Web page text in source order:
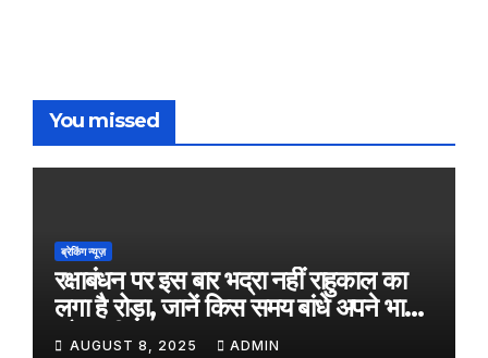
You missed
ब्रेकिंग न्यूज़
रक्षाबंधन पर इस बार भद्रा नहीं राहुकाल का
लगा है रोड़ा, जानें किस समय बांधे अपने भाई
को राखी
AUGUST 8, 2025 ADMIN